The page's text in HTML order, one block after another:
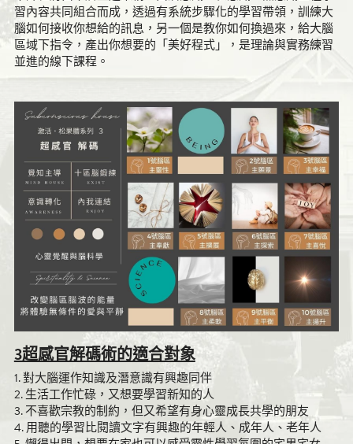
習內容共同組合而成，透過有系統步驟化的學習帶領，訓練大
腦如何接收你想給的訊息，另一個是教你如何換過來，給大腦
區域下指令，產出你想要的「美好程式」，是理論與實務練習
並進的線下課程。
3超感官解碼術的適合對象
1. 對大腦運作知識及潛意識有興趣同伴
2. 生活工作忙碌，又想要學習新知的人
3. 不喜歡宗教的制約，但又希望有身心靈成長共學的朋友
4. 用聽的學習比閱讀文字有興趣的年輕人、成年人、老年人